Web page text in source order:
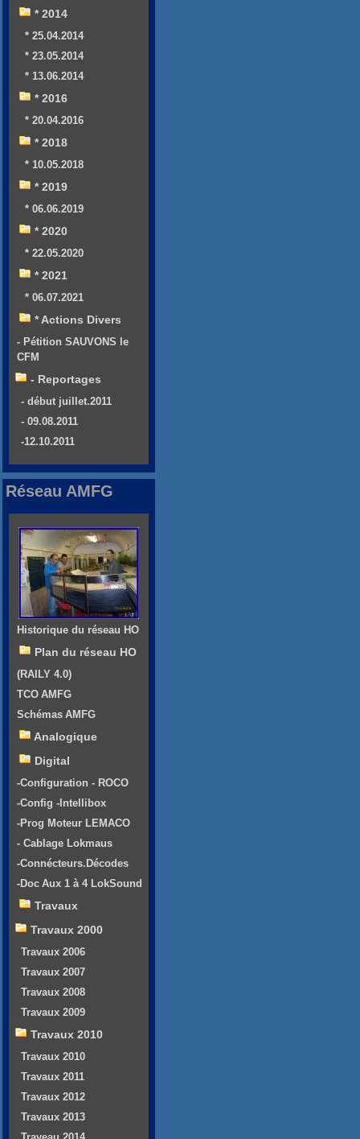
* 2014
* 25.04.2014
* 23.05.2014
* 13.06.2014
* 2016
* 20.04.2016
* 2018
* 10.05.2018
* 2019
* 06.06.2019
* 2020
* 22.05.2020
* 2021
* 06.07.2021
* Actions Divers
- Pétition SAUVONS le
CFM
- Reportages
- début juillet.2011
- 09.08.2011
-12.10.2011
Réseau AMFG
Historique du réseau HO
Plan du réseau HO
(RAILY 4.0)
TCO AMFG
Schémas AMFG
Analogique
Digital
-Configuration - ROCO
-Config -Intellibox
-Prog Moteur LEMACO
- Cablage Lokmaus
-Connécteurs.Décodes
-Doc Aux 1 à 4 LokSound
Travaux
Travaux 2000
Travaux 2006
Travaux 2007
Travaux 2008
Travaux 2009
Travaux 2010
Travaux 2010
Travaux 2011
Travaux 2012
Travaux 2013